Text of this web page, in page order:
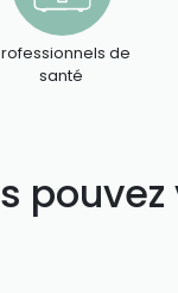
de
santé